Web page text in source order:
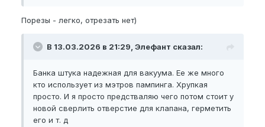
Порезы - легко, отрезать нет)
В 13.03.2026 в 21:29, Элефант сказал:
Банка штука надежная для вакуума. Ее же много
кто использует из мэтров пампинга. Хрупкая
просто. И я просто предстваляю чего потом стоит у
новой сверлить отверстие для клапана, герметить
его и т. д